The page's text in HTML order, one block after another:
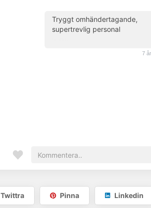
Tryggt omhändertagande,
supertrevlig personal
7
Twittra Pinna Linkedin